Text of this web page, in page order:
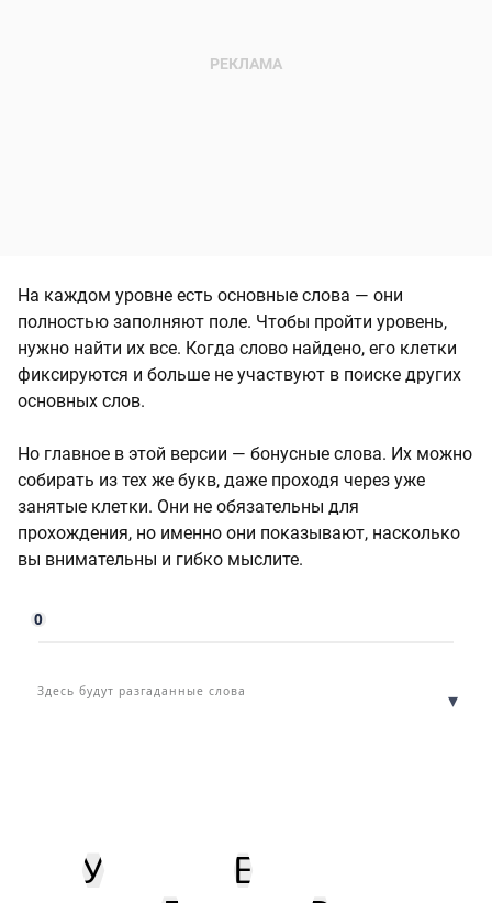
На каждом уровне есть основные слова — они
полностью заполняют поле. Чтобы пройти уровень,
нужно найти их все. Когда слово найдено, его клетки
фиксируются и больше не участвуют в поиске других
основных слов.
Но главное в этой версии — бонусные слова. Их можно
собирать из тех же букв, даже проходя через уже
занятые клетки. Они не обязательны для
прохождения, но именно они показывают, насколько
вы внимательны и гибко мыслите.
0
Здесь будут разгаданные слова ▾
У
Е